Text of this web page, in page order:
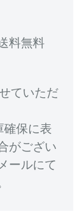
料無料
ていただ
確保に表
がござい
ールにて